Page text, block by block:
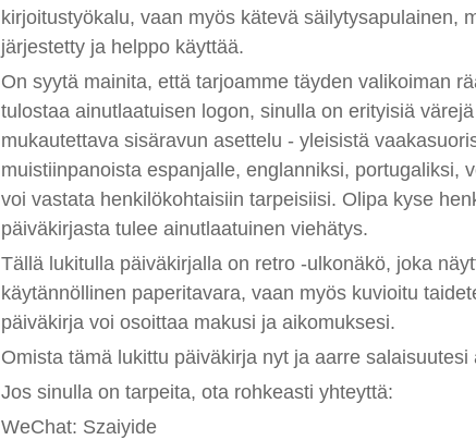
kirjoitustyökalu, vaan myös kätevä säilytysapulainen,
järjestetty ja helppo käyttää.
On syytä mainita, että tarjoamme täyden valikoiman
tulostaa ainutlaatuisen logon, sinulla on erityisiä
mukautettava sisäravun asettelu - yleisistä
muistiinpanoista espanjalle, englanniksi, portugaliksi,
voi vastata henkilökohtaisiin tarpeisiisi. Olipa kyse
päiväkirjasta tulee ainutlaatuinen viehätys.
Tällä lukitulla päiväkirjalla on retro -ulkonäkö, joka
käytännöllinen paperitavara, vaan myös kuvioitu
päiväkirja voi osoittaa makusi ja aikomuksesi.
Omista tämä lukittu päiväkirja nyt ja aarre
Jos sinulla on tarpeita, ota rohkeasti yhteyttä:
WeChat: Szaiyide